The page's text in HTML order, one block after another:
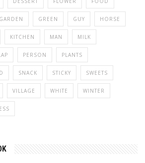
GARDEN GREEN GUY HORSE
KITCHEN MAN MILK
PERSON PLANTS
SNACK STICKY SWEETS
VILLAGE WHITE WINTER